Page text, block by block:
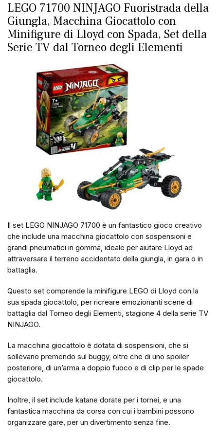
LEGO 71700 NINJAGO Fuoristrada della
Giungla, Macchina Giocattolo con
Minifigure di Lloyd con Spada, Set della
Serie TV dal Torneo degli Elementi
Il set LEGO NINJAGO 71700 è un fantastico gioco creativo
che include una macchina giocattolo con sospensioni e
grandi pneumatici in gomma, ideale per aiutare Lloyd ad
attraversare il terreno accidentato della giungla, in gara o in
battaglia.
Questo set comprende la minifigure LEGO di Lloyd con la
sua spada giocattolo, per ricreare emozionanti scene di
battaglia dal Torneo degli Elementi, stagione 4 della serie TV
NINJAGO.
La macchina giocattolo è dotata di sospensioni, che si
sollevano premendo sul buggy, oltre che di uno spoiler
posteriore, di un’arma a doppio fuoco e di clip per le spade
giocattolo.
Inoltre, il set include katane dorate per i tornei, e una
fantastica macchina da corsa con cui i bambini possono
organizzare gare, per un divertimento senza fine.